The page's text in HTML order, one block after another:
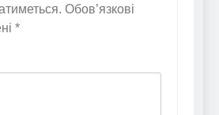
Обов’язкові
*